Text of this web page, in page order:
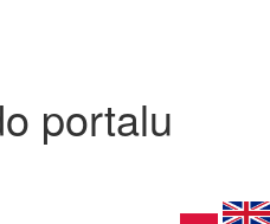
portalu